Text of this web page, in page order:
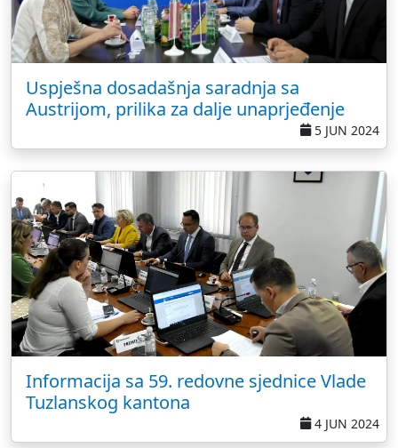
Uspješna dosadašnja saradnja sa
Austrijom, prilika za dalje unaprjeđenje
5 JUN 2024
Informacija sa 59. redovne sjednice Vlade
Tuzlanskog kantona
4 JUN 2024